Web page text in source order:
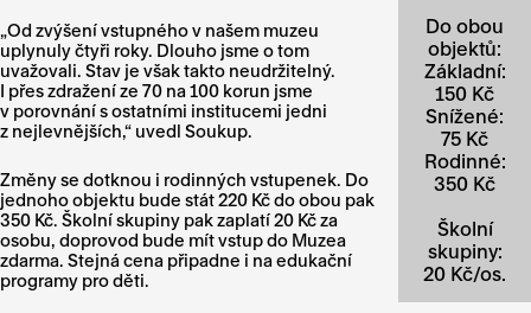
Do obou
objektů:
Základní:
150 Kč
Snížené:
75 Kč
Rodinné:
350 Kč
Školní
skupiny:
20 Kč/os.
„Od zvýšení vstupného v našem muzeu
uplynuly čtyři roky. Dlouho jsme o tom
uvažovali. Stav je však takto neudržitelný.
I přes zdražení ze 70 na 100 korun jsme
v porovnání s ostatními institucemi jedni
z nejlevnějších,“ uvedl Soukup.
Změny se dotknou i rodinných vstupenek. Do
jednoho objektu bude stát 220 Kč do obou pak
350 Kč. Školní skupiny pak zaplatí 20 Kč za
osobu, doprovod bude mít vstup do Muzea
zdarma. Stejná cena připadne i na edukační
programy pro děti.